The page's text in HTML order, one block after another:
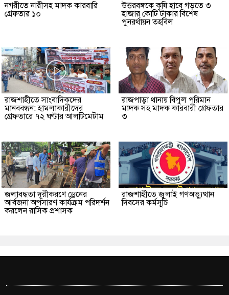
নগরীতে নারীসহ মাদক কারবারি
গ্রেফতার ১০
উত্তরবঙ্গকে কৃষি হাবে গড়তে ৩
হাজার কোটি টাকার বিশেষ
পুনরর্থায়ন তহবিল
রাজশাহীতে সাংবাদিকদের
মানববন্ধন: হামলাকারীদের
গ্রেফতারে ৭২ ঘণ্টার আলটিমেটাম
রাজপাড়া থানায় বিপুল পরিমান
মাদক সহ মাদক কারবারী গ্রেফতার
৩
জলাবদ্ধতা দূরীকরণে ড্রেনের
আর্বজনা অপসারণ কার্যক্রম পরিদর্শন
করলেন রাসিক প্রশাসক
রাজশাহীতে জুলাই গণঅভ্যুত্থান
দিবসের কর্মসূচি